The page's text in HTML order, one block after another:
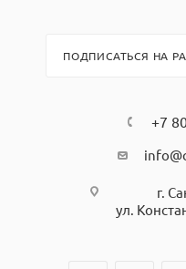
ПОДПИСАТЬСЯ НА
+7
г.
ул.